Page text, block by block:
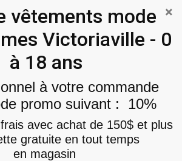
×
vêtements mode
Victoriaville - 0
à 18 ans
à votre commande
promo suivant : 10%
avec achat de 150$ et plus
gratuite en tout temps
en magasin